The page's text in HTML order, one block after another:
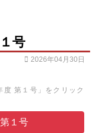
号
2026年04月30日
第１号」をクリック
１号